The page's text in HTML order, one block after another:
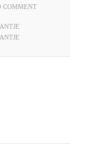
COMMENT
ANTJE